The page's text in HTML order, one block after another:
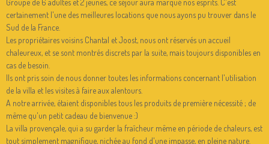
Groupe de 6 adultes et 2 jeunes, ce séjour aura marqué nos esprits. C'est
certainement l'une des meilleures locations que nous ayons pu trouver dans le
Sud de la France.
Les propriétaires voisins Chantal et Joost, nous ont réservés un accueil
chaleureux, et se sont montrés discrets par la suite, mais toujours disponibles en
cas de besoin.
Ils ont pris soin de nous donner toutes les informations concernant l'utilisation
de la villa et les visites à faire aux alentours.
A notre arrivée, étaient disponibles tous les produits de première nécessité ; de
même qu'un petit cadeau de bienvenue :)
La villa provençale, qui a su garder la fraîcheur même en période de chaleurs, est
tout simplement magnifique, nichée au fond d'une impasse, en pleine nature.